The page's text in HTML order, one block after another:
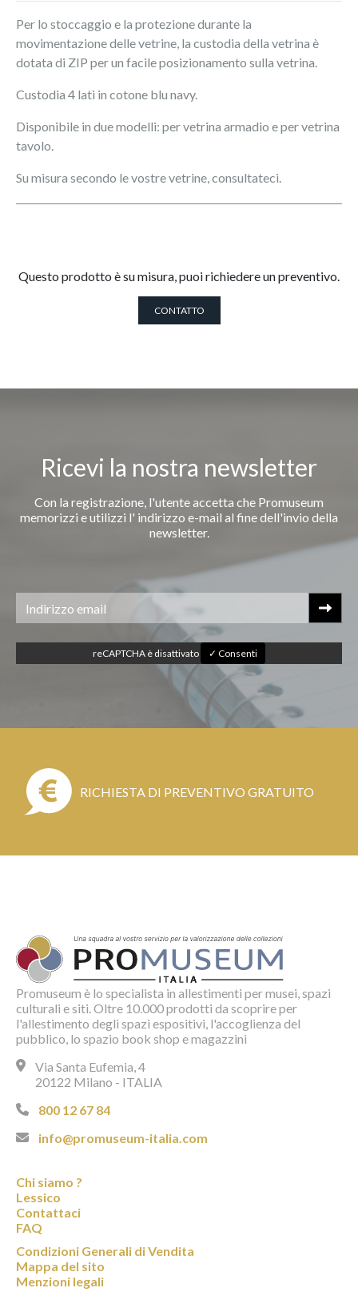
Per lo stoccaggio e la protezione durante la
movimentazione delle vetrine, la custodia della vetrina è
dotata di ZIP per un facile posizionamento sulla vetrina.
Custodia 4 lati in cotone blu navy.
Disponibile in due modelli: per vetrina armadio e per vetrina
tavolo.
Su misura secondo le vostre vetrine, consultateci.
Questo prodotto è su misura, puoi richiedere un preventivo.
CONTATTO
Ricevi la nostra newsletter
Con la registrazione, l'utente accetta che Promuseum
memorizzi e utilizzi l' indirizzo e-mail al fine dell'invio della
newsletter.
reCAPTCHA è disattivato ✓ Consenti
RICHIESTA DI PREVENTIVO GRATUITO
Promuseum è lo specialista in allestimenti per musei, spazi
culturali e siti. Oltre 10.000 prodotti da scoprire per
l'allestimento degli spazi espositivi, l'accoglienza del
pubblico, lo spazio book shop e magazzini
Via Santa Eufemia, 4
20122 Milano - ITALIA
800 12 67 84
info@promuseum-italia.com
Chi siamo ?
Lessico
Contattaci
FAQ
Condizioni Generali di Vendita
Mappa del sito
Menzioni legali